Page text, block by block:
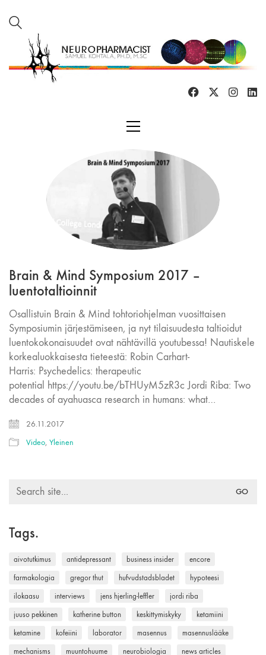
Brain & Mind Symposium 2017 –
luentotaltioinnit
Osallistuin Brain & Mind tohtoriohjelman vuosittaisen
Symposiumin järjestämiseen, ja nyt tilaisuudesta taltioidut
luentokokonaisuudet ovat nähtävillä youtubessa! Nautiskele
korkealuokkaisesta tieteestä: Robin Carhart-
Harris: Psychedelics: therapeutic
potential https://youtu.be/bTHUyM5zR3c Jordi Riba: Two
decades of ayahuasca research in humans: what…
26.11.2017
Video, Yleinen
Search
Tags.
aivotutkimus antidepressant business insider encore
farmakologia gregor thut hufvudstadsbladet hypoteesi
ilokaasu interviews jens hjerling-leffler jordi riba
juuso pekkinen katherine button keskittymiskyky ketamiini
ketamine kofeiini laborator masennus masennuslääke
mechanisms muuntohuume neurobiologia news articles